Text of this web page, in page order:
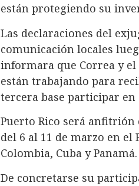
están protegiendo su
Las declaraciones del
comunicación locales
informara que Correa y el
están trabajando para
tercera base participar en
Puerto Rico será anfitrión
del 6 al 11 de marzo en el
Colombia, Cuba y Panamá.
De concretarse su